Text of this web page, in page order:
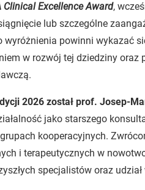
Clinical Excellence Award,
lub szczególne
wyróżnienia powinni wykazać
w rozwój tej dziedziny oraz
2026 został prof. Josep-
jako starszego
kooperacyjnych.
i terapeutycznych w
specjalistów oraz